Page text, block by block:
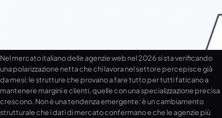
Nel mercato italiano delle agenzie web nel 2026 si sta verificando
una polarizzazione netta che chi lavora nel settore percepisce già
da mesi: le strutture che provano a fare tutto per tutti faticano a
mantenere margini e clienti, quelle con una specializzazione precisa
crescono. Non è una tendenza emergente: è un cambiamento
strutturale che i dati di mercato confermano e che le agenzie più